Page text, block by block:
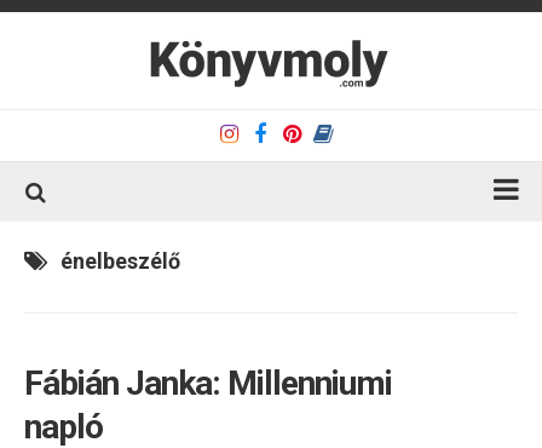
Kapcsolat
Olvasó sarok
énelbeszélő
Fábián Janka: Millenniumi
napló